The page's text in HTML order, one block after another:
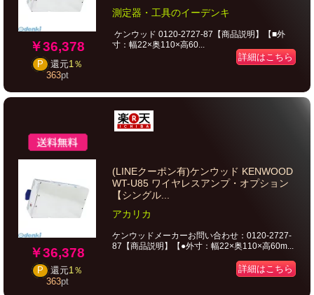
￥36,378
P 還元1％
363pt
測定器・工具のイーデンキ
ケンウッド 0120-2727-87【商品説明】【■外
寸：幅22×奥110×高60...
詳細はこちら
￥36,378
P 還元1％
363pt
(LINEクーポン有)ケンウッド KENWOOD
WT-U85 ワイヤレスアンプ・オプション
【シングル...
アカリカ
ケンウッドメーカーお問い合わせ：0120-2727-
87【商品説明】【●外寸：幅22×奥110×高60m...
詳細はこちら